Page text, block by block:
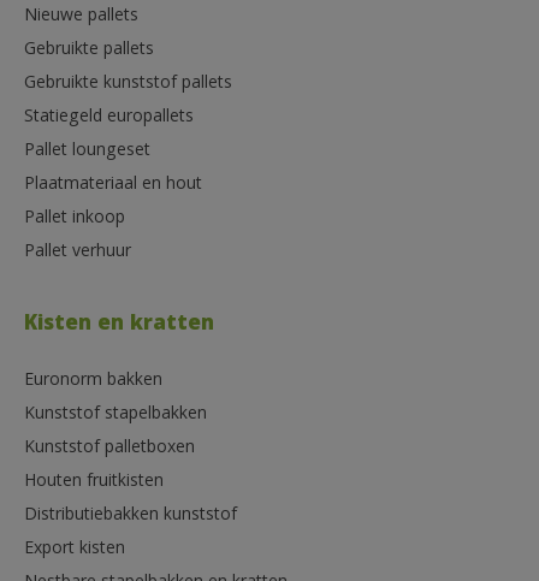
Nieuwe pallets
Gebruikte pallets
Gebruikte kunststof pallets
Statiegeld europallets
Pallet loungeset
Plaatmateriaal en hout
Pallet inkoop
Pallet verhuur
Kisten en kratten
Euronorm bakken
Kunststof stapelbakken
Kunststof palletboxen
Houten fruitkisten
Distributiebakken kunststof
Export kisten